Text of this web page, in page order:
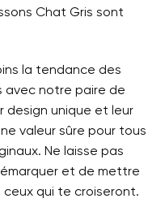
Chat Gris sont
la tendance des
avec notre paire de
design unique et leur
valeur sûre pour tous
Ne laisse pas
et de mettre
ceux qui te croiseront.